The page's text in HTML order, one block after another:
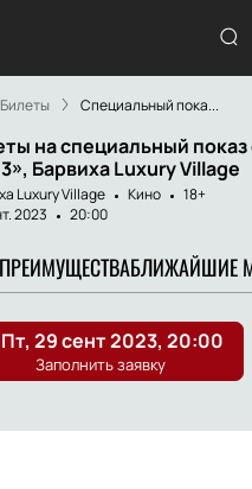
Специальный пока...
на специальный
Барвиха Luxury Village
Luxury Village Кино
18+
2023
20:00
БЛИЖАЙШИЕ